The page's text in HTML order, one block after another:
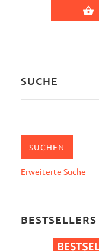
SUCHE
Erweiterte Suche
BESTSELLERS